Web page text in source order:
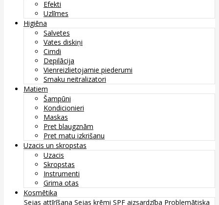
Efekti
Uzlīmes
Higiēna
Salvetes
Vates diskiņi
Cimdi
Depilācija
Vienreizlietojamie piederumi
Smaku neitralizatori
Matiem
Šampūni
Kondicionieri
Maskas
Pret blaugznām
Pret matu izkrišanu
Uzacis un skropstas
Uzacis
Skropstas
Instrumenti
Grima otas
Kosmētika
Sejas attīrīšana Sejas krēmi SPF aizsardzība Problemātiska